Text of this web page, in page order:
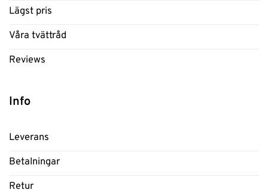
Lägst pris
Våra tvättråd
Reviews
Info
Leverans
Betalningar
Retur